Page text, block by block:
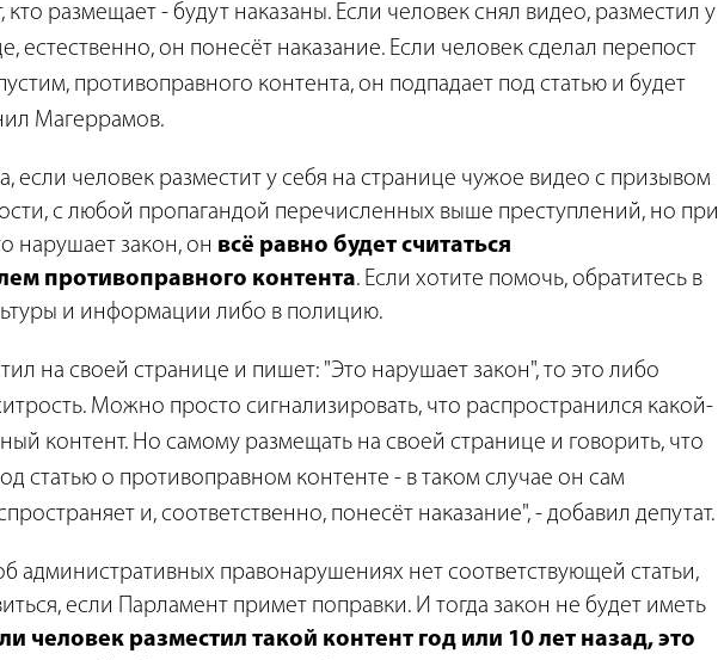
кто размещает - будут наказаны. Если человек снял видео, разместил у
естественно, он понесёт наказание. Если человек сделал перепост
противоправного контента, он подпадает под статью и будет
Магеррамов.
если человек разместит у себя на странице чужое видео с призывом
с любой пропагандой перечисленных выше преступлений, но при
нарушает закон, он всё равно будет считаться
противоправного контента. Если хотите помочь, обратитесь в
и информации либо в полицию.
на своей странице и пишет: "Это нарушает закон", то это либо
Можно просто сигнализировать, что распространился какой-
контент. Но самому размещать на своей странице и говорить, что
статью о противоправном контенте - в таком случае он сам
и, соответственно, понесёт наказание", - добавил депутат.
административных правонарушениях нет соответствующей статьи,
если Парламент примет поправки. И тогда закон не будет иметь
человек разместил такой контент год или 10 лет назад, это